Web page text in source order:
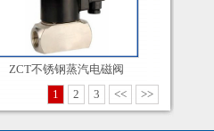
ZCT不锈钢蒸汽电磁阀
1
2 3 << >>